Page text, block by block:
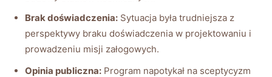
Brak doświadczenia: Sytuacja była trudniejsza z
perspektywy braku doświadczenia w projektowaniu i
prowadzeniu misji załogowych.
Opinia publiczna: Program napotykał na sceptycyzm